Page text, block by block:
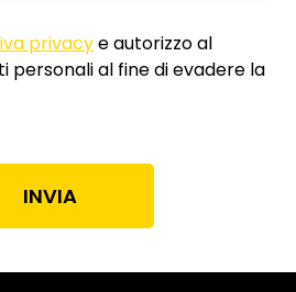
privacye autorizzo al
al fine di evadere la
INVIA